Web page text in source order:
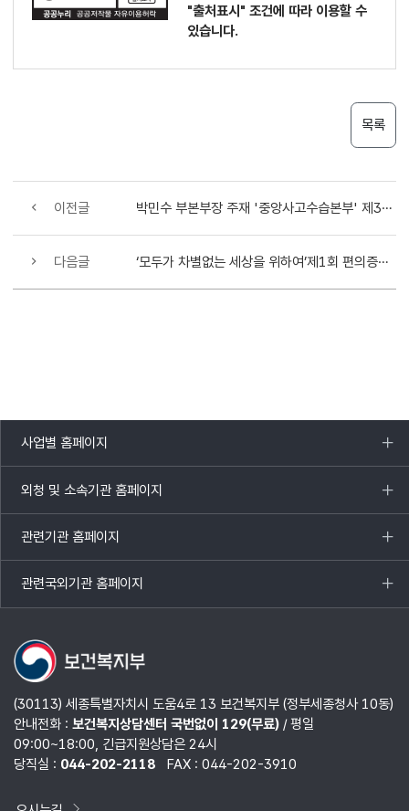
"출처표시" 조건에 따라 이용할 수
있습니다.
목록
이전글 박민수 부본부장 주재 '중앙사고수습본부' 제30차 회의 개최
다음글 ‘모두가 차별없는 세상을 위하여’제1회 편의증진의 날 기념행사 개최
사업별 홈페이지
목록
열기
외청 및 소속기관 홈페이지
목록
열기
관련기관 홈페이지
목록
열기
관련국외기관 홈페이지
목록
열기
(30113) 세종특별자치시 도움4로 13 보건복지부 (정부세종청사 10동)
안내전화 : 보건복지상담센터 국번없이 129(무료)/ 평일
09:00~18:00, 긴급지원상담은 24시
당직실 : 044-202-2118 FAX : 044-202-3910